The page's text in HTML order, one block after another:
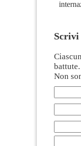
Scrivi
battute.
Non